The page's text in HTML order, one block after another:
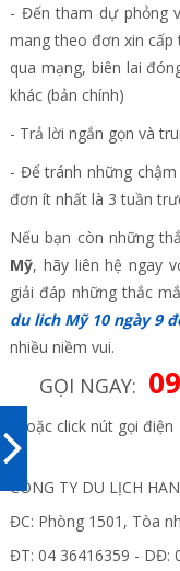
- Đến tham dự phỏng
mang theo đơn xin cấp
qua mạng, biên lai
khác (bản chính)
- Trả lời ngắn gọn và
- Để tránh những
đơn ít nhất là 3 tuần
Nếu bạn còn những
Mỹ, hãy liên hệ ngay
giải đáp những thắc
du lich Mỹ 10 ngày 9
nhiều niềm vui.
GỌI NGAY:
(hoặc click nút gọi điện
CÔNG TY DU LỊCH
ĐC: Phòng 1501, Tòa
ĐT: 04 36416359 - DĐ: